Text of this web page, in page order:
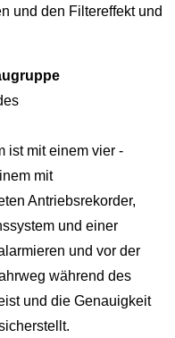
und den Filtereffekt und
ist mit einem vier -
mit
Antriebsrekorder,
und einer
und vor der
während des
und die Genauigkeit